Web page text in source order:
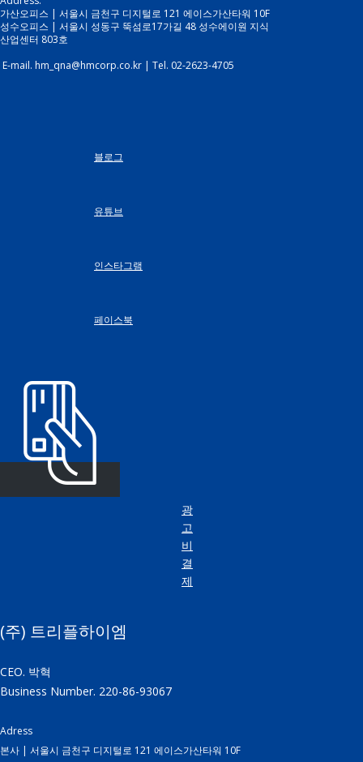
가산오피스 | 서울시 금천구 디지털로 121 에이스가산타워 10F
성수오피스 | 서울시 성동구 뚝섬로17가길 48 성수에이원 지식
산업센터 803호
E-mail. hm_qna@hmcorp.co.kr | Tel. 02-2623-4705
블로그
유튜브
인스타그램
페이스북
광
고
비
결
제
(주) 트리플하이엠
CEO. 박혁
Business Number. 220-86-93067
Adress
본사 | 서울시 금천구 디지털로 121 에이스가산타워 10F